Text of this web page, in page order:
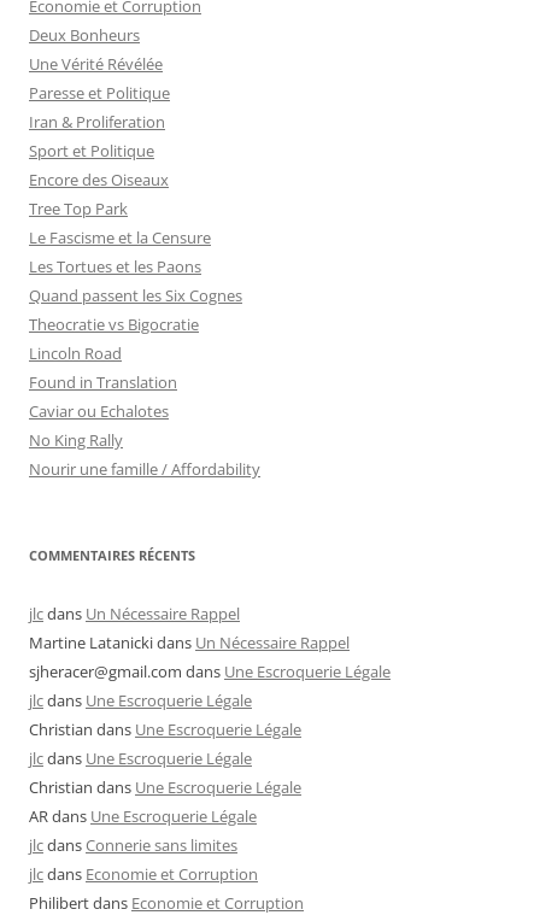
Economie et Corruption
Deux Bonheurs
Une Vérité Révélée
Paresse et Politique
Iran & Proliferation
Sport et Politique
Encore des Oiseaux
Tree Top Park
Le Fascisme et la Censure
Les Tortues et les Paons
Quand passent les Six Cognes
Theocratie vs Bigocratie
Lincoln Road
Found in Translation
Caviar ou Echalotes
No King Rally
Nourir une famille / Affordability
COMMENTAIRES RÉCENTS
jlcdans Un Nécessaire Rappel
Martine Latanickidans Un Nécessaire Rappel
sjheracer@gmail.com dans Une Escroquerie Légale
jlcdans Une Escroquerie Légale
Christian dans Une Escroquerie Légale
jlcdans Une Escroquerie Légale
Christian dans Une Escroquerie Légale
ARdans Une Escroquerie Légale
jlcdansConnerie sans limites
jlcdans Economie et Corruption
Philibertdans Economie et Corruption